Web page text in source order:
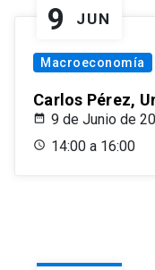
9 JUN
Macroeconomía
Carlos Pérez,
9 de Junio de
14:00 a 16:00